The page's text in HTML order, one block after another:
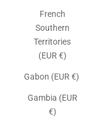
French
Southern
Territories
(EUR €)
Gabon (EUR €)
Gambia (EUR
€)